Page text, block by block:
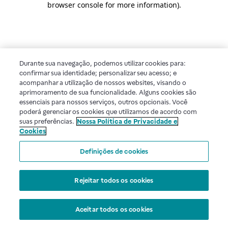
browser console for more information).
Durante sua navegação, podemos utilizar cookies para:
confirmar sua identidade; personalizar seu acesso; e
acompanhar a utilização de nossos websites, visando o
aprimoramento de sua funcionalidade. Alguns cookies são
essenciais para nossos serviços, outros opcionais. Você
poderá gerenciar os cookies que utilizamos de acordo com
suas preferências. Nossa Política de Privacidade e
Cookies
Definições de cookies
Rejeitar todos os cookies
Aceitar todos os cookies